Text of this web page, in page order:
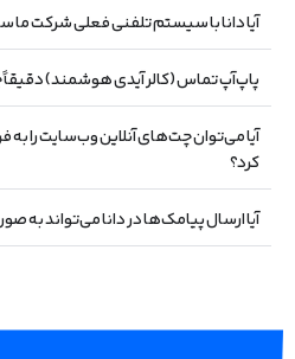
آیا دانا با سیستم تلفنی فعلی شرکت ما
پاپ‌آپ تماس (کالر آیدی هوشمند)
آیا می‌توان چت‌های آنلاین وب‌سایت را
کرد؟
آیا ارسال پیامک‌ها در دانا می‌تواند به